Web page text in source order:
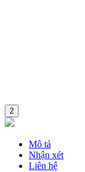
2
Mô tả
Nhận xét
Liên hệ